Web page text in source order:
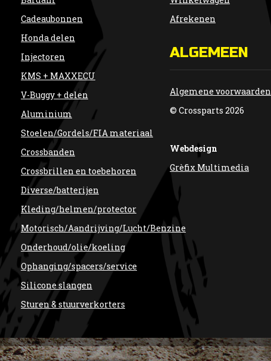
Cadeaubonnen
Honda delen
Injectoren
KMS + MAXXECU
V-Buggy + delen
Aluminium
Stoelen/Gordels/FIA materiaal
Crossbanden
Crossbrillen en toebehoren
Diverse/batterijen
Kleding/helmen/protector
Motorisch/Aandrijving/Lucht/Benzine
Onderhoud/olie/koeling
Ophanging/spacers/service
Silicone slangen
Sturen & stuurverkorters
Afrekenen
ALGEMEEN
Algemene voorwaarden
© Crossparts 2026
Webdesign
Grèfix Multimedia